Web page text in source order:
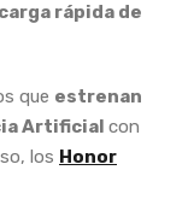
carga rápida de
que estrenan
Artificial con
los Honor